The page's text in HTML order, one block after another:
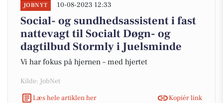
JOBNYT 10-08-2023 12:33
Social- og sundhedsassistent i fast
nattevagt til Socialt Døgn- og
dagtilbud Stormly i Juelsminde
Vi har fokus på hjernen – med hjertet
Kilde: JobNet
Læs hele artiklen her
Kopiér link